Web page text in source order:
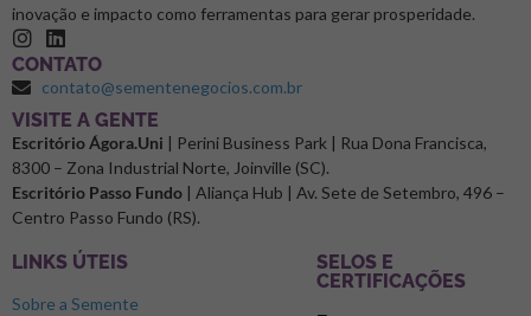
inovação e impacto como ferramentas para gerar prosperidade.
CONTATO
contato@sementenegocios.com.br
⁠VISITE A GENTE
Escritório Ágora.Uni | Perini Business Park | Rua Dona Francisca,
8300 – Zona Industrial Norte, Joinville (SC).
Escritório Passo Fundo | Aliança Hub | Av. Sete de Setembro, 496 –
Centro Passo Fundo (RS).
LINKS ÚTEIS
Sobre a Semente
SELOS E
CERTIFICAÇÕES